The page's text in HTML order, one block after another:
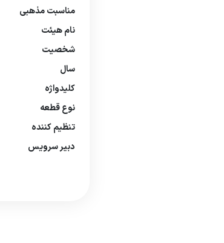
مناسبت مذهبی
نام هیئت
شخصیت
سال
كلیدواژه
نوع قطعه
تنظیم كننده
دبیر سرویس